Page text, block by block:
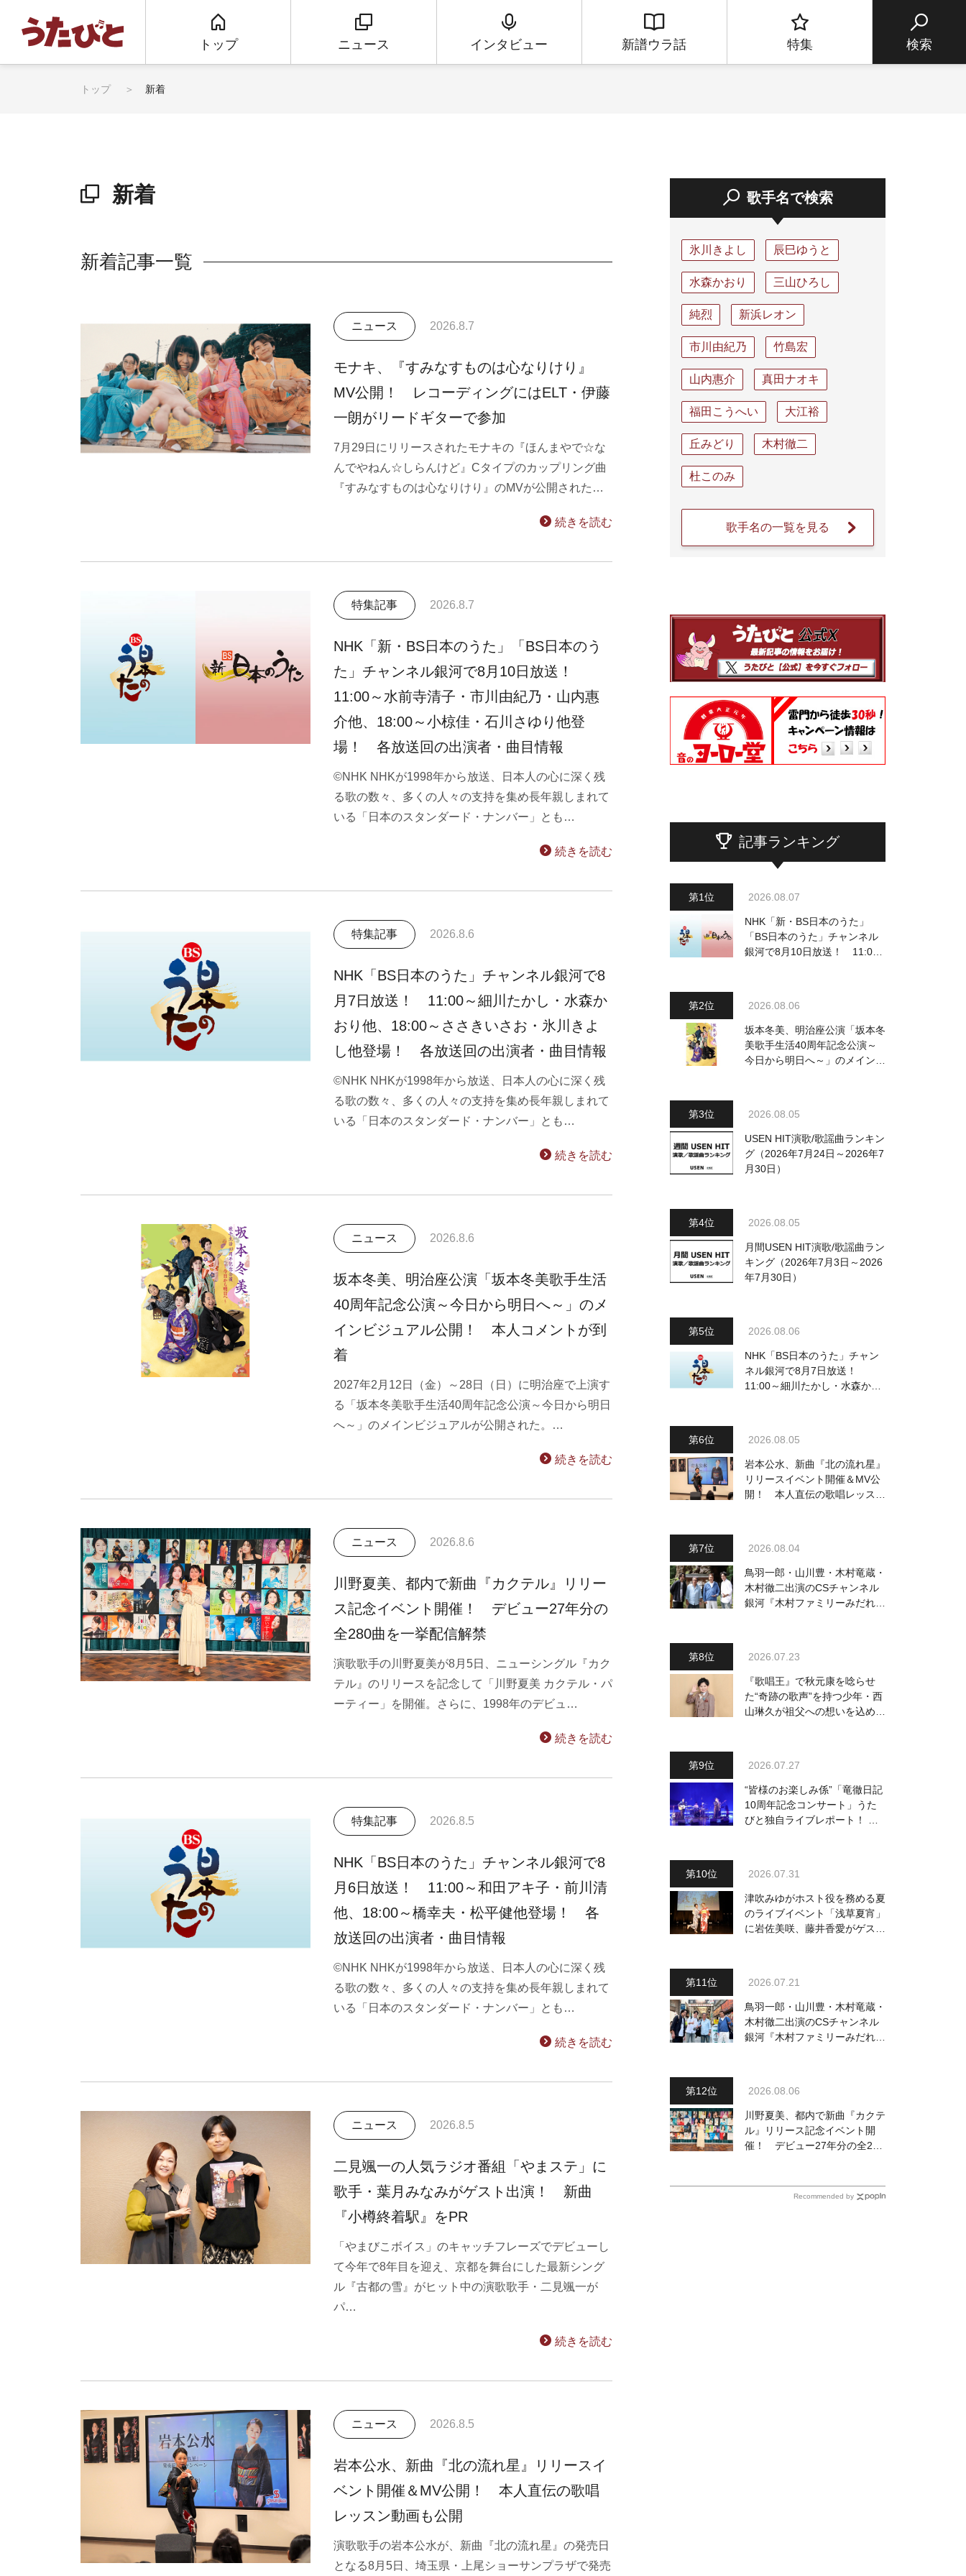
トップ ニュース インタビュー 新譜ウラ話 特集 検索
トップ 新着
新着
新着記事一覧
ニュース 2026.8.7
モナキ、『すみなすものは心なりけり』
MV公開！ レコーディングにはELT・伊藤
一朗がリードギターで参加
7月29日にリリースされたモナキの『ほんまやで☆な
んでやねん☆しらんけど』Cタイプのカップリング曲
『すみなすものは心なりけり』のMVが公開された…
続きを読む
特集記事 2026.8.7
NHK「新・BS日本のうた」「BS日本のう
た」チャンネル銀河で8月10日放送！
11:00～水前寺清子・市川由紀乃・山内惠
介他、18:00～小椋佳・石川さゆり他登
場！ 各放送回の出演者・曲目情報
©NHK NHKが1998年から放送、日本人の心に深く残
る歌の数々、多くの人々の支持を集め長年親しまれて
いる「日本のスタンダード・ナンバー」とも…
続きを読む
特集記事 2026.8.6
NHK「BS日本のうた」チャンネル銀河で8
月7日放送！ 11:00～細川たかし・水森か
おり他、18:00～ささきいさお・氷川きよ
し他登場！ 各放送回の出演者・曲目情報
©NHK NHKが1998年から放送、日本人の心に深く残
る歌の数々、多くの人々の支持を集め長年親しまれて
いる「日本のスタンダード・ナンバー」とも…
続きを読む
ニュース 2026.8.6
坂本冬美、明治座公演「坂本冬美歌手生活
40周年記念公演～今日から明日へ～」のメ
インビジュアル公開！ 本人コメントが到
着
2027年2月12日（金）～28日（日）に明治座で上演す
る「坂本冬美歌手生活40周年記念公演～今日から明日
へ～」のメインビジュアルが公開された。…
続きを読む
ニュース 2026.8.6
川野夏美、都内で新曲『カクテル』リリー
ス記念イベント開催！ デビュー27年分の
全280曲を一挙配信解禁
演歌歌手の川野夏美が8月5日、ニューシングル『カク
テル』のリリースを記念して「川野夏美 カクテル・パ
ーティー」を開催。さらに、1998年のデビュ…
続きを読む
特集記事 2026.8.5
NHK「BS日本のうた」チャンネル銀河で8
月6日放送！ 11:00～和田アキ子・前川清
他、18:00～橋幸夫・松平健他登場！ 各
放送回の出演者・曲目情報
©NHK NHKが1998年から放送、日本人の心に深く残
る歌の数々、多くの人々の支持を集め長年親しまれて
いる「日本のスタンダード・ナンバー」とも…
続きを読む
ニュース 2026.8.5
二見颯一の人気ラジオ番組「やまステ」に
歌手・葉月みなみがゲスト出演！ 新曲
『小樽終着駅』をPR
「やまびこボイス」のキャッチフレーズでデビューし
て今年で8年目を迎え、京都を舞台にした最新シング
ル『古都の雪』がヒット中の演歌歌手・二見颯一が
パ…
続きを読む
ニュース 2026.8.5
岩本公水、新曲『北の流れ星』リリースイ
ベント開催＆MV公開！ 本人直伝の歌唱
レッスン動画も公開
演歌歌手の岩本公水が、新曲『北の流れ星』の発売日
となる8月5日、埼玉県・上尾ショーサンプラザで発売
歌手名で検索
氷川きよし 辰巳ゆうと
水森かおり 三山ひろし
純烈 新浜レオン
市川由紀乃 竹島宏
山内惠介 真田ナオキ
福田こうへい 大江裕
丘みどり 木村徹二
杜このみ
歌手名の一覧を見る
記事ランキング
2026.08.07
NHK「新・BS日本のうた」
「BS日本のうた」チャンネル
銀河で8月10日放送！ 11:00
出演者・曲目情報
2026.08.06
坂本冬美、明治座公演「坂本冬
美歌手生活40周年記念公演～
今日から明日へ～」のメインビ
2026.08.05
USEN HIT演歌/歌謡曲ランキン
グ（2026年7月24日～2026年7
月30日）
2026.08.05
月間USEN HIT演歌/歌謡曲ラン
キング（2026年7月3日～2026
年7月30日）
2026.08.06
NHK「BS日本のうた」チャン
ネル銀河で8月7日放送！
11:00～細川たかし・水森かお
2026.08.05
岩本公水、新曲『北の流れ星』
リリースイベント開催＆MV公
開！ 本人直伝の歌唱レッスン
2026.08.04
鳥羽一郎・山川豊・木村竜蔵・
木村徹二出演のCSチャンネル
銀河『木村ファミリーみだれ旅
2026.07.23
『歌唱王』で秋元康を唸らせ
た“奇跡の歌声”を持つ少年・西
山琳久が祖父への想いを込めた
いちゃんとの絆を歌った曲を聴
いてください！」
2026.07.27
“皆様のお楽しみ係”「竜徹日記
10周年記念コンサート」うた
びと独自ライブレポート！ 即
2026.07.31
津吹みゆがホスト役を務める夏
のライブイベント「浅草夏宵」
に岩佐美咲、藤井香愛がゲスト
2026.07.21
鳥羽一郎・山川豊・木村竜蔵・
木村徹二出演のCSチャンネル
銀河『木村ファミリーみだれ旅
2026.08.06
川野夏美、都内で新曲『カクテ
ル』リリース記念イベント開
催！ デビュー27年分の全280
Recommended by